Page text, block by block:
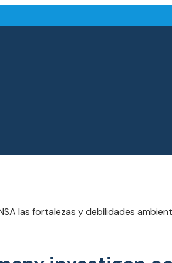
las fortalezas y debilidades